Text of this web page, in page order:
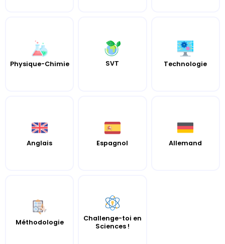
Physique-Chimie SVT Technologie
Anglais Espagnol Allemand
Méthodologie
Challenge-toi en
Sciences !